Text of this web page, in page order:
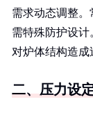
需求动态调整。
需特殊防护设
对炉体结构造成
二、压力设